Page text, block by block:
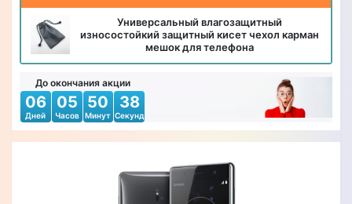
Универсальный влагозащитный
износостойкий защитный кисет чехол карман
мешок для телефона
До окончания акции
06
Дней
05
Часов
50
Минут
35
Секунд